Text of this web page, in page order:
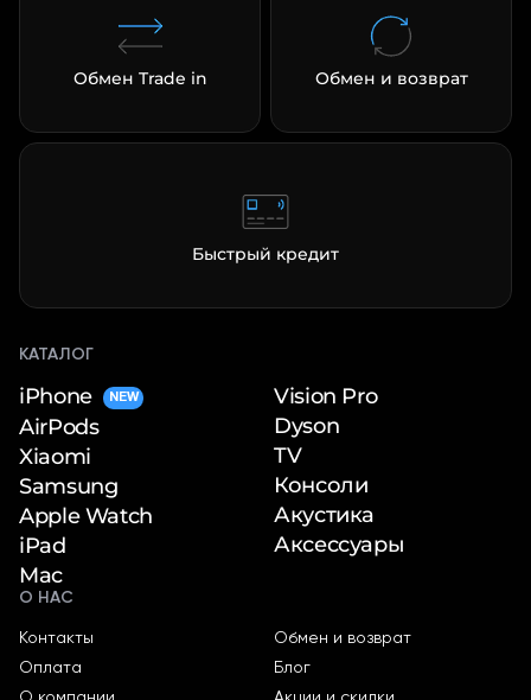
Обмен Trade in Обмен и возврат
Быстрый кредит
КАТАЛОГ
iPhone NEW
AirPods
Xiaomi
Samsung
Apple Watch
iPad
Mac
Vision Pro
Dyson
TV
Консоли
Акустика
Аксессуары
О НАС
Контакты
Оплата
Обмен и возврат
Блог